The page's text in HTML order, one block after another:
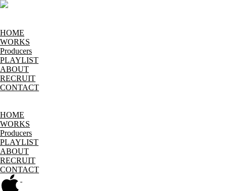
HOME
WORKS
Producers
PLAYLIST
ABOUT
RECRUIT
CONTACT
HOME
WORKS
Producers
PLAYLIST
ABOUT
RECRUIT
CONTACT